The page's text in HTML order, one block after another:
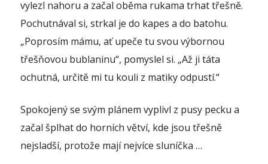
vylezl nahoru a začal oběma rukama trhat třešně.
Pochutnával si, strkal je do kapes a do batohu.
„Poprosím mámu, ať upeče tu svou výbornou
třešňovou bublaninu“, pomyslel si. „Až ji táta
ochutná, určitě mi tu kouli z matiky odpustí.“
Spokojený se svým plánem vyplivl z pusy pecku a
začal šplhat do horních větví, kde jsou třešně
nejsladší, protože mají nejvíce sluníčka …